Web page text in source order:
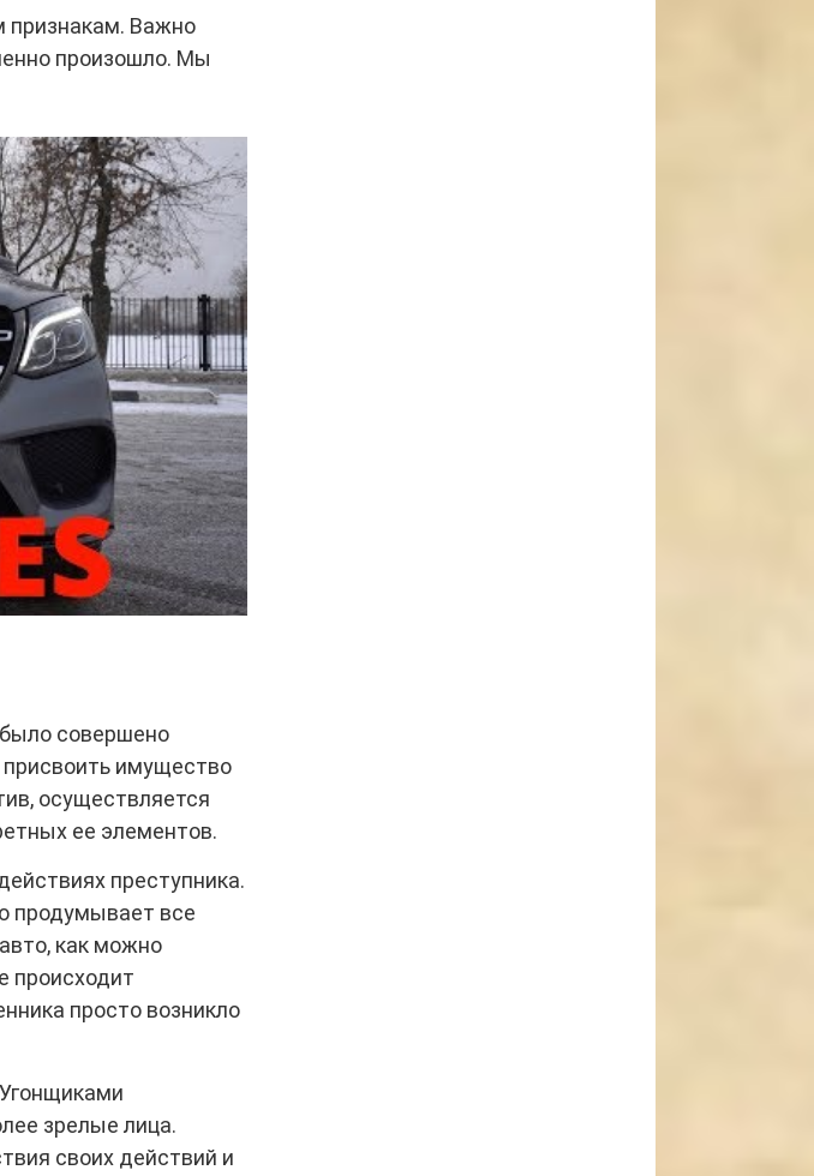
признакам. Важно
произошло. Мы
совершено
присвоить имущество
осуществляется
ее элементов.
преступника.
продумывает все
как можно
происходит
просто возникло
зрелые лица.
своих действий и